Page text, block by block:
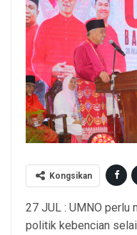
Kongsikan
27 JUL : UMNO perlu
politik kebencian